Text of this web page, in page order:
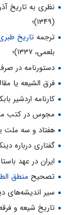
نظرى به تاریخ
(۱۳۴۹)؛
ترجمه تاریخ
بلعمى، ۱۳۳۷)؛
دستورنامه در صرف
فرق الشیعه یا
کارنامه اردشیر بابکان
مجوس در کتب
هفتاد و سه ملت یا
گفتارى درباره دینکرد
ایران در عهد باستان
تصحیح منطق
سیر اندیشه‌هاى دینى
تاریخ شیعه و